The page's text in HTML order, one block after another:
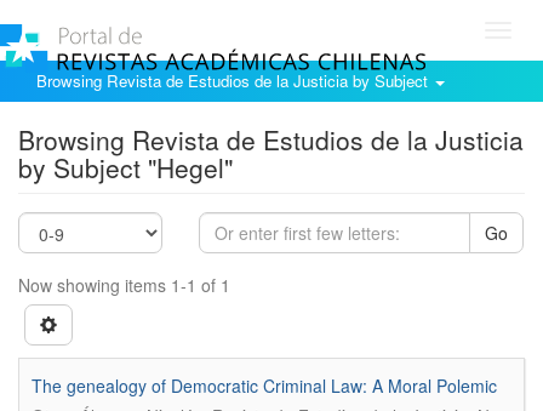
Browsing Revista de Estudios de la Justicia by Subject
Browsing Revista de Estudios de la Justicia
by Subject "Hegel"
Go
Now showing items 1-1 of 1
The genealogy of Democratic Criminal Law: A Moral Polemic